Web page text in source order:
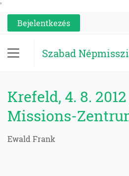
'
Bejelentkezés
Szabad
Krefeld, 4. 8.
Missions-
Ewald Frank